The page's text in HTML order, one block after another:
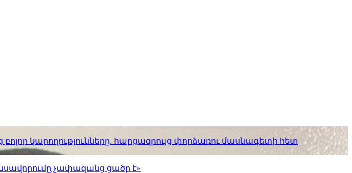
կարողությունները. հարցազրույց փորձառու մասնագետի հետ
չափազանց ցածր է»